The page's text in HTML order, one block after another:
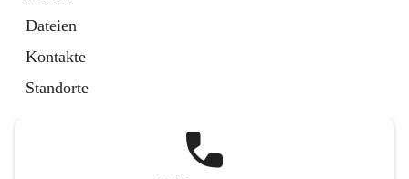
Dateien
Kontakte
Standorte